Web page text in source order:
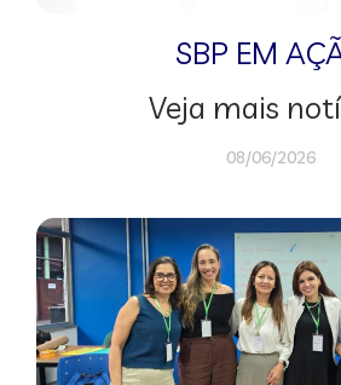
SBP EM
Veja mais
08/06/2026